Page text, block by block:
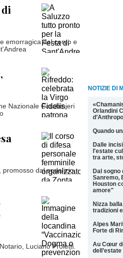
NOTIZIE DI
Orlandini
Quando
Dalle
l'estate
tra arte,
Dal sogno
Sanremo,
Houston
amore"
Nizza
tradizioni
Alpes
Forte di
Au Cœur
emorragica del cervo e
Nazionale Carabinieri
dal sodalizio
Luciano Proietti.